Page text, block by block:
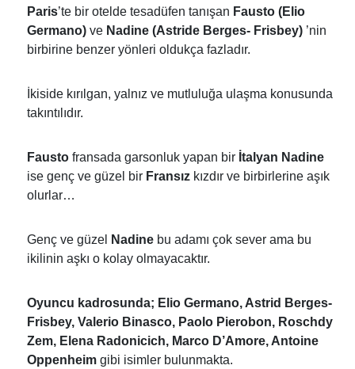
Paris’te bir otelde tesadüfen tanışan Fausto (Elio
Germano)ve Nadine (Astride Berges- Frisbey)’nin
birbirine benzer yönleri oldukça fazladır.
İkiside kırılgan, yalnız ve mutluluğa ulaşma konusunda
takıntılıdır.
Fausto fransada garsonluk yapan bir İtalyan Nadine
ise genç ve güzel bir Fransızkızdır ve birbirlerine aşık
olurlar…
Genç ve güzel Nadinebu adamı çok sever ama bu
ikilinin aşkı o kolay olmayacaktır.
Oyuncu kadrosunda; Elio Germano, Astrid Berges-
Frisbey, Valerio Binasco, Paolo Pierobon, Roschdy
Zem, Elena Radonicich, Marco D’Amore, Antoine
Oppenheim gibi isimler bulunmakta.